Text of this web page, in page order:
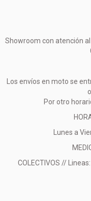
Showroom con atención
Los envíos en moto se
Por otro
Lunes a
COLECTIVOS //